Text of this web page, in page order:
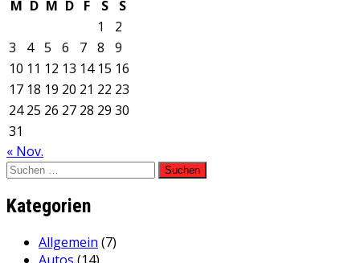
M D M D F S
S
1
2
3
4 5 6 7 8
9
10 11 12 13 14 15 16
17 18 19 20 21 22 23
24 25 26 27 28 29 30
31
« Nov.
Suchen
Kategorien
Allgemein (7)